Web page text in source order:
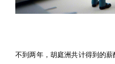
不到两年，胡庭洲共计得到的